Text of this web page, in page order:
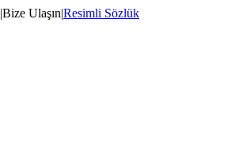
|Bize Ulaşın|Resimli Sözlük